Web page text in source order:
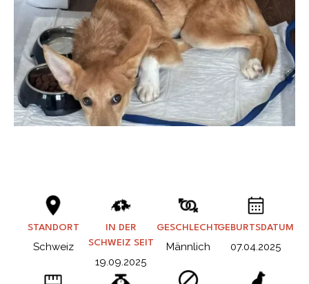
STANDORT
Schweiz
IN DER
SCHWEIZ SEIT
19.09.2025
GESCHLECHT
Männlich
GEBURTSDATUM
07.04.2025